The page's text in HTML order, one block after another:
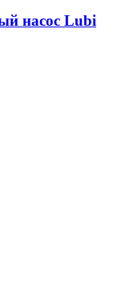
насос Lubi